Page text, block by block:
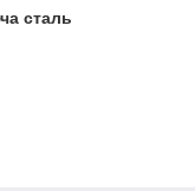
сталь